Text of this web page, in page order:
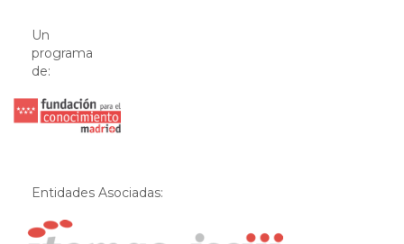
Un
programa
de:
Entidades Asociadas: